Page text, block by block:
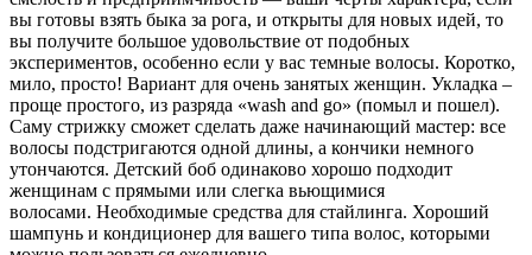
вы готовы взять быка за рога, и открыты для новых идей, то
вы получите большое удовольствие от подобных
экспериментов, особенно если у вас темные волосы. Коротко,
мило, просто! Вариант для очень занятых женщин. Укладка –
проще простого, из разряда «wash and go» (помыл и пошел).
Саму стрижку сможет сделать даже начинающий мастер: все
волосы подстригаются одной длины, а кончики немного
утончаются. Детский боб одинаково хорошо подходит
женщинам с прямыми или слегка вьющимися
волосами. Необходимые средства для стайлинга. Хороший
шампунь и кондиционер для вашего типа волос, которыми